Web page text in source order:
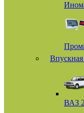
Впускная
ВАЗ